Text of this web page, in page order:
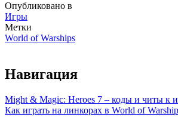
Опубликовано в
Игры
Метки
World of Warships
Навигация
Might & Magic: Heroes 7 – коды и читы к
Как играть на линкорах в World of